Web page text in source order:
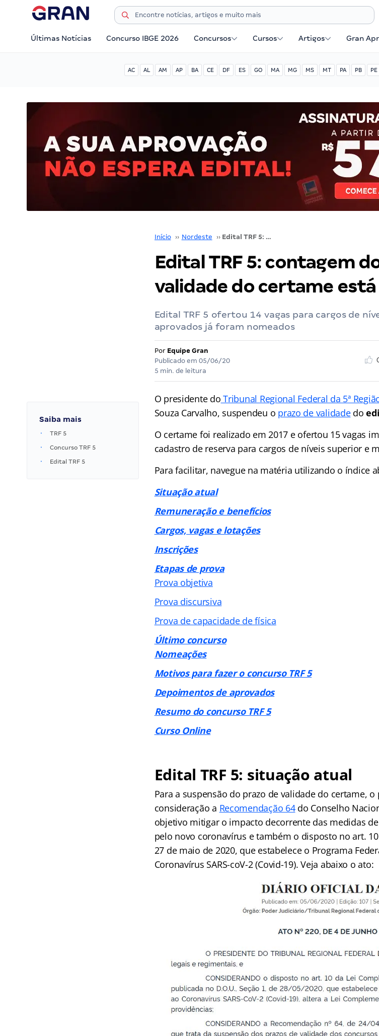
Últimas Notícias Concurso IBGE 2026 Concursos Cursos Artigos Gran
AC AL AM AP BA CE DF ES GO MA MG MS MT PA PB PE
Início ›› Nordeste ›› Edital TRF 5: contagem do prazo de validade do certame está suspensa
Edital TRF 5: contagem
validade do certame está
Edital TRF 5 ofertou 14 vagas para cargos de
aprovados já foram nomeados
Por Equipe Gran
Publicado em 05/06/20
5 min. de leitura
Saiba mais
TRF 5
Concurso TRF 5
Edital TRF 5
O presidente do Tribunal Regional Federal da 5ª
Souza Carvalho, suspendeu o prazo de validadedo
O certame foi realizado em 2017 e ofertou 15 vagas
cadastro de reserva para cargos de níveis superior e
Para facilitar, navegue na matéria utilizando o índice
Situação atual
Remuneração e benefícios
Cargos, vagas e lotações
Inscrições
Etapas de prova
Prova objetiva
Prova discursiva
Prova de capacidade de física
Último concurso
Nomeações
Motivos para fazer o concurso TRF 5
Depoimentos de aprovados
Resumo do concurso TRF 5
Curso Online
Edital TRF 5: situação atual
Para a suspensão do prazo de validade do certame,
consideração a Recomendação 64do Conselho
objetivo mitigar o impacto decorrente das medidas
pelo novo coronavírus e também o disposto no art.
27 de maio de 2020, que estabelece o Programa
Coronavírus SARS-coV-2 (Covid-19). Veja abaixo o ato: